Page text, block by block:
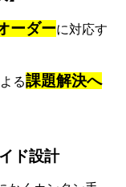
ーダーに対応す
る課題解決へ
ド設計